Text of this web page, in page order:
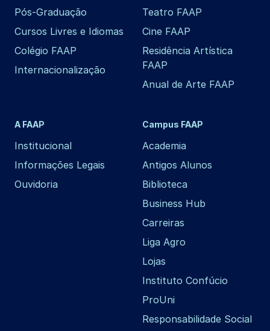
Pós-Graduação
Cursos Livres e Idiomas
Colégio FAAP
Internacionalização
Teatro FAAP
Cine FAAP
Residência Artística
FAAP
Anual de Arte FAAP
A FAAP
Institucional
Informações Legais
Ouvidoria
Campus FAAP
Academia
Antigos Alunos
Biblioteca
Business Hub
Carreiras
Liga Agro
Lojas
Instituto Confúcio
ProUni
Responsabilidade Social